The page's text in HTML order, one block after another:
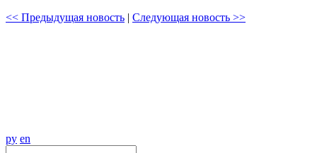
<< Предыдущая новость | Следующая новость >>
ру en